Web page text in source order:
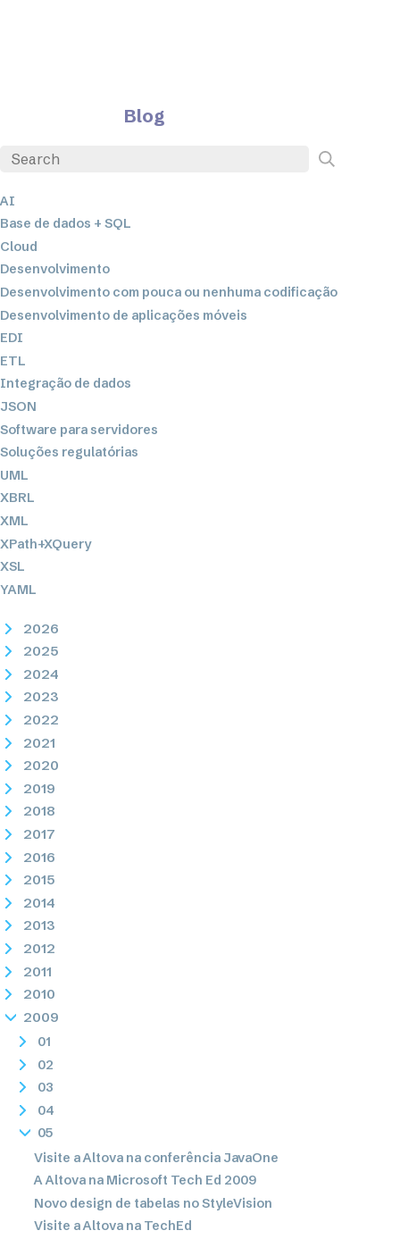
Blog
AI
Base de dados + SQL
Cloud
Desenvolvimento
Desenvolvimento com pouca ou nenhuma codificação
Desenvolvimento de aplicações móveis
EDI
ETL
Integração de dados
JSON
Software para servidores
Soluções regulatórias
UML
XBRL
XML
XPath+XQuery
XSL
YAML
2026
2025
2024
2023
2022
2021
2020
2019
2018
2017
2016
2015
2014
2013
2012
2011
2010
2009
01
02
03
04
05
Visite a Altova na conferência JavaOne
A Altova na Microsoft Tech Ed 2009
Novo design de tabelas no StyleVision
Visite a Altova na TechEd